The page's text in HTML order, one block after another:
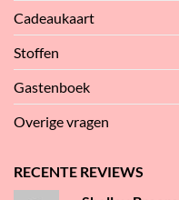
Cadeaukaart
Stoffen
Gastenboek
Overige vragen
RECENTE REVIEWS